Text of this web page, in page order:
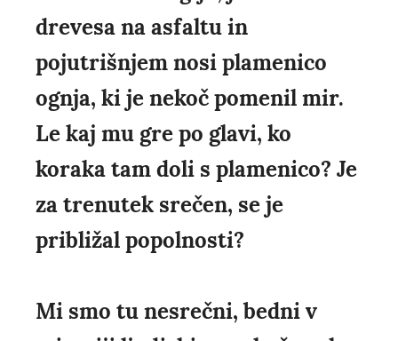
drevesa na asfaltu in
pojutrišnjem nosi plamenico
ognja, ki je nekoč pomenil mir.
Le kaj mu gre po glavi, ko
koraka tam doli s plamenico? Je
za trenutek srečen, se je
približal popolnosti?
Mi smo tu nesrečni, bedni v